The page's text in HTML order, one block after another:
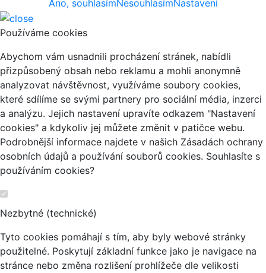
Ano, souhlasímNesouhlasímNastavení
Používáme cookies
Abychom vám usnadnili procházení stránek, nabídli
přizpůsobený obsah nebo reklamu a mohli anonymně
analyzovat návštěvnost, využíváme soubory cookies,
které sdílíme se svými partnery pro sociální média, inzerci
a analýzu. Jejich nastavení upravíte odkazem "Nastavení
cookies" a kdykoliv jej můžete změnit v patičce webu.
Podrobnější informace najdete v našich Zásadách ochrany
osobních údajů a používání souborů cookies. Souhlasíte s
používáním cookies?
Nezbytné (technické)
Tyto cookies pomáhají s tím, aby byly webové stránky
použitelné. Poskytují základní funkce jako je navigace na
stránce nebo změna rozlišení prohlížeče dle velikosti